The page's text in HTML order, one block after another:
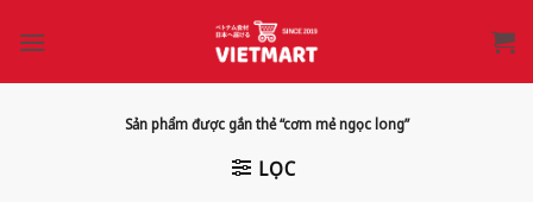
qua
Sản phẩm được gắn thẻ “cơm mẻ ngọc long”
LỌC